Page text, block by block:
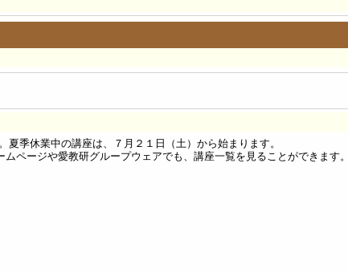
季休業中の講座は、７月２１日（土）から始まります。
ページや愛教研グループウェアでも、講座一覧を見ることができます